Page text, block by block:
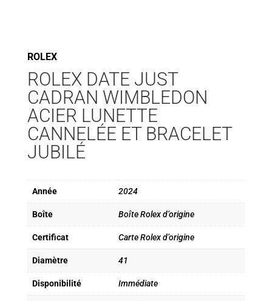
ROLEX
ROLEX DATE JUST
CADRAN WIMBLEDON
ACIER LUNETTE
CANNELÉE ET BRACELET
JUBILÉ
Année 2024
Boîte Boîte Rolex d’origine
Certificat Carte Rolex d’origine
Diamètre 41
Disponibilité Immédiate